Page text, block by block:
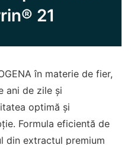
21
în materie de fier,
ani de zile și
optimă și
Formula eficientă de
din extractul premium